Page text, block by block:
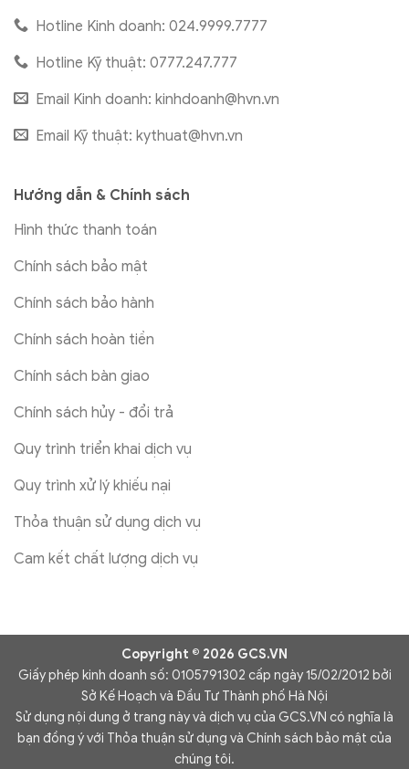
Hotline Kinh doanh: 024.9999.7777
Hotline Kỹ thuật: 0777.247.777
Email Kinh doanh: kinhdoanh@hvn.vn
Email Kỹ thuật: kythuat@hvn.vn
Hướng dẫn & Chính sách
Hình thức thanh toán
Chính sách bảo mật
Chính sách bảo hành
Chính sách hoàn tiền
Chính sách bàn giao
Chính sách hủy - đổi trả
Quy trình triển khai dịch vụ
Quy trình xử lý khiếu nại
Thỏa thuận sử dụng dịch vụ
Cam kết chất lượng dịch vụ
Copyright © 2026 GCS.VN
Giấy phép kinh doanh số: 0105791302 cấp ngày 15/02/2012 bởi
Sở Kế Hoạch và Đầu Tư Thành phố Hà Nội
Sử dụng nội dung ở trang này và dịch vụ của GCS.VN có nghĩa là
bạn đồng ý với Thỏa thuận sử dụng và Chính sách bảo mật của
chúng tôi.